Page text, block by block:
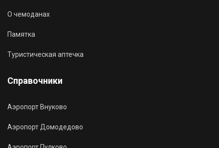
О чемоданах
Памятка
Туристическая аптечка
Справочники
Аэропорт Внуково
Аэропорт Домодедово